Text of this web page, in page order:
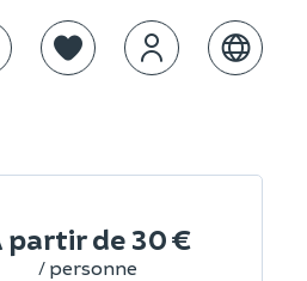
partir de 30 €
/ personne